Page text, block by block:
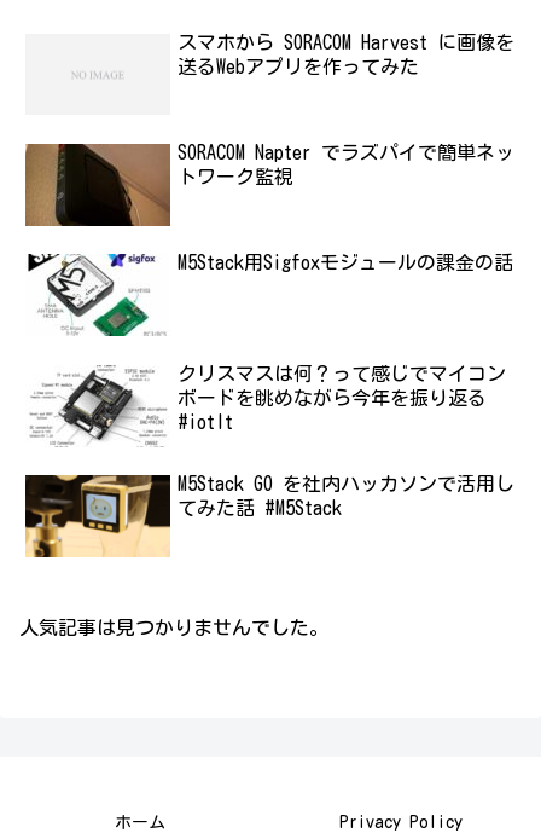
スマホから SORACOM Harvest に画像を
送るWebアプリを作ってみた
SORACOM Napter でラズパイで簡単ネッ
トワーク監視
M5Stack用Sigfoxモジュールの課金の話
クリスマスは何？って感じでマイコン
ボードを眺めながら今年を振り返る
#iotlt
M5Stack GO を社内ハッカソンで活用し
てみた話 #M5Stack
人気記事は見つかりませんでした。
ホーム Privacy Policy